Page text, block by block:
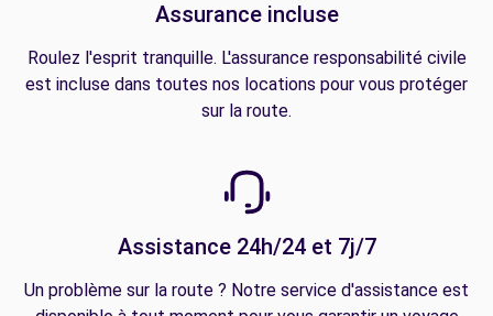
Assurance incluse
Roulez l'esprit tranquille. L'assurance responsabilité civile
est incluse dans toutes nos locations pour vous protéger
sur la route.
Assistance 24h/24 et 7j/7
Un problème sur la route ? Notre service d'assistance est